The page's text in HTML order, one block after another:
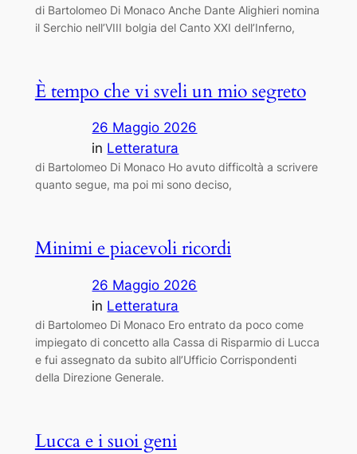
di Bartolomeo Di Monaco Anche Dante Alighieri nomina
il Serchio nell’VIII bolgia del Canto XXI dell’Inferno,
È tempo che vi sveli un mio segreto
26 Maggio 2026
in Letteratura
di Bartolomeo Di Monaco Ho avuto difficoltà a scrivere
quanto segue, ma poi mi sono deciso,
Minimi e piacevoli ricordi
26 Maggio 2026
in Letteratura
di Bartolomeo Di Monaco Ero entrato da poco come
impiegato di concetto alla Cassa di Risparmio di Lucca
e fui assegnato da subito all’Ufficio Corrispondenti
della Direzione Generale.
Lucca e i suoi geni